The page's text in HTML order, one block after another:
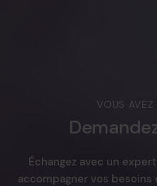
VOUS AVEZ
Échangez avec un
accompagner vos